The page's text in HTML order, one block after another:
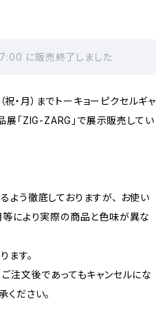
に販売終了しました
・月）までトーキョーピクセルギャ
「ZIG-ZARG」で展示販売してい
う徹底しておりますが、 お使い
により実際の商品と色味が異な
ます。
注文後であってもキャンセルにな
ださい。